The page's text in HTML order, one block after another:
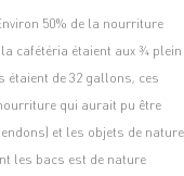
50% de la nourriture
cafétéria étaient aux ¾ plein
étaient de 32 gallons, ces
qui aurait pu être
et les objets de nature
les bacs est de nature